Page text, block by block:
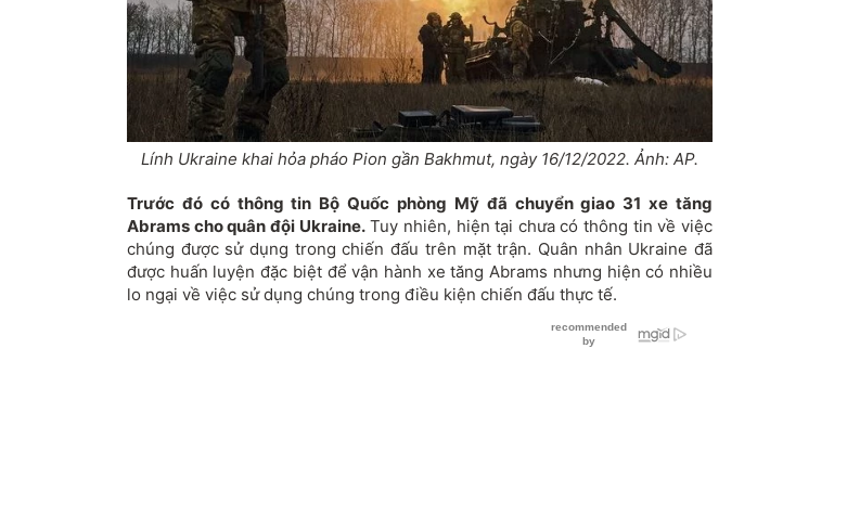
Lính Ukraine khai hỏa pháo Pion gần Bakhmut, ngày 16/12/2022. Ảnh: AP.
Trước đó có thông tin Bộ Quốc phòng Mỹ đã chuyển giao 31 xe tăng
Abrams cho quân đội Ukraine.Tuy nhiên, hiện tại chưa có thông tin về việc
chúng được sử dụng trong chiến đấu trên mặt trận. Quân nhân Ukraine đã
được huấn luyện đặc biệt để vận hành xe tăng Abrams nhưng hiện có nhiều
lo ngại về việc sử dụng chúng trong điều kiện chiến đấu thực tế.